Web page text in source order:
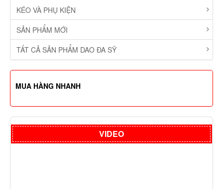
KÉO VÀ PHỤ KIỆN
SẢN PHẨM MỚI
TẤT CẢ SẢN PHẨM DAO ĐA SỸ
MUA HÀNG NHANH
VIDEO